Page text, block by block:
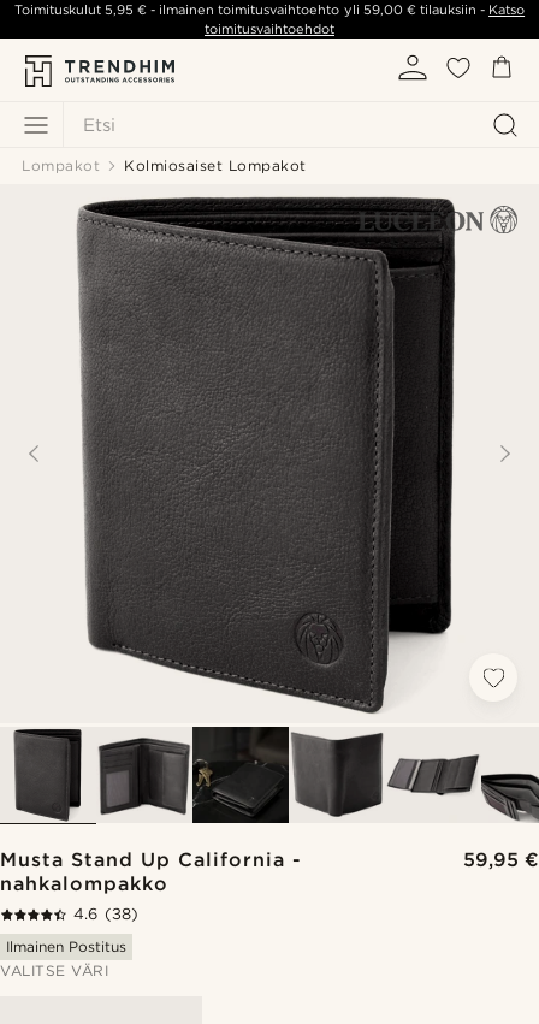
Etsi
Toimituskulut5,95 € - ilmainen toimitusvaihtoehto yli 59,00 €tilauksiin - Katso
toimitusvaihtoehdot
Lompakot Kolmiosaiset Lompakot
Musta Stand Up California -
nahkalompakko
59,95 €
4.6 (38)
Ilmainen Postitus
VALITSE VÄRI